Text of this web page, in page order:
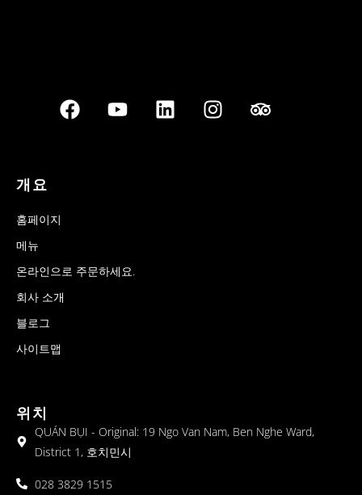
개요
홈페이지
메뉴
온라인으로 주문하세요.
회사 소개
블로그
사이트맵
위치
QUÁN BỤI - Original: 19 Ngo Van Nam, Ben Nghe Ward,
District 1, 호치민시
028 3829 1515